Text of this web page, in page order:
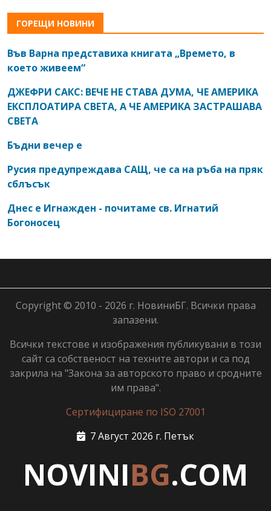
ГОРЕЩИ НОВИНИ
Във Варна представиха книгата „Времето, в
което живеем“
ДЖЕФРИ САКС: ВЕЧЕ НЕ СТАВА ДУМА, ЧЕ АМЕРИКА
ЕКСПЛОАТИРА СВЕТА, А ЧЕ АМЕРИКА ЗАСТРАШАВА
СВЕТА
Бъдни вечер е
Русия предупреждава САЩ, че са на ръба на пряк
сблъсък
Днес е Игнажден - почитаме св. Игнатий
Богоносец
Copyright © 2010 - 2026 г. НовиниБГ. Всички права
запазени.
Всички текстове и изображения публикувани в този
сайт са собственост на техните автори и са под
закрила на "Закона за авторското право и сродните
им права".
Сертифициране по ISO 27001
7 Август 2026 г. Петък
NOVINIBG.COM